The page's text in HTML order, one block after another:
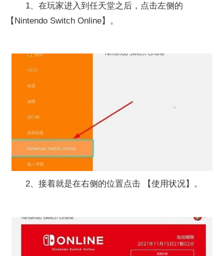
1、在玩家进入到任天堂之后，点击左侧的
【Nintendo Switch Online】。
2、接着就是在右侧的位置点击 【使用状况】。